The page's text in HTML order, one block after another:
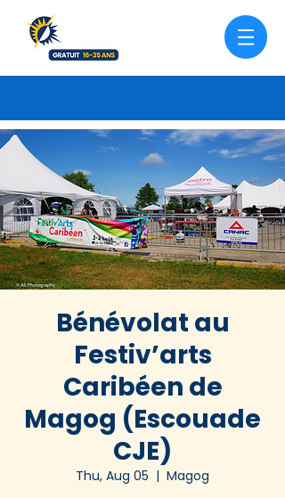
Bénévolat au
Festiv’arts
Caribéen de
Magog (Escouade
CJE)
Thu, Aug 05
  |
Magog